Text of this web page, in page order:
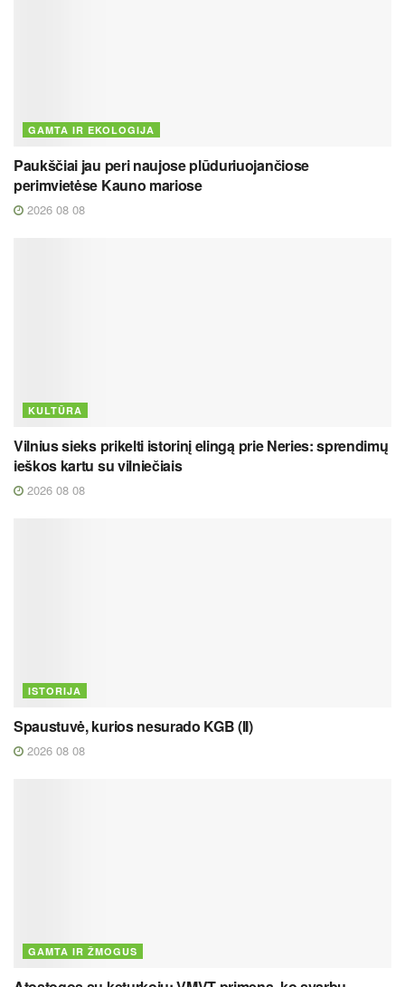
GAMTA IR EKOLOGIJA
Paukščiai jau peri naujose plūduriuojančiose
perimvietėse Kauno mariose
2026 08 08
KULTŪRA
Vilnius sieks prikelti istorinį elingą prie Neries: sprendimų
ieškos kartu su vilniečiais
2026 08 08
ISTORIJA
Spaustuvė, kurios nesurado KGB (II)
2026 08 08
GAMTA IR ŽMOGUS